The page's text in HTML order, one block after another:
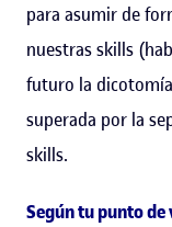
para asumir de
nuestras skills
futuro la
superada por la
skills.
Según tu punto